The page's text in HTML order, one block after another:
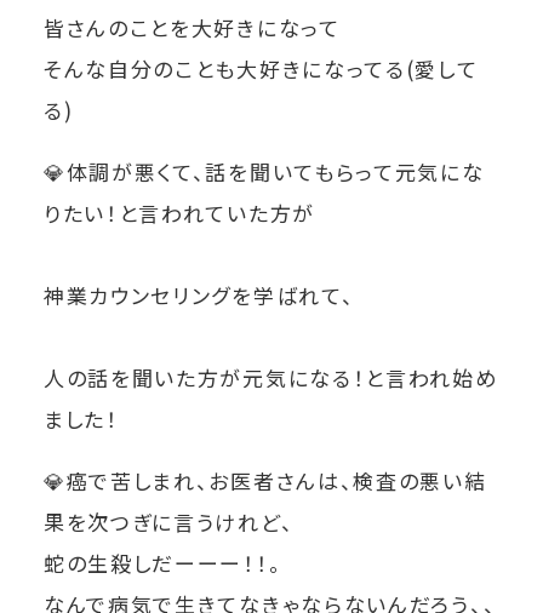
皆さんのことを大好きになって
そんな自分のことも大好きになってる(愛して
る)
💎体調が悪くて、話を聞いてもらって元気にな
りたい！と言われていた方が
神業カウンセリングを学ばれて、
人の話を聞いた方が元気になる！と言われ始め
ました！
💎癌で苦しまれ、お医者さんは、検査の悪い結
果を次つぎに言うけれど、
蛇の生殺しだーーー！！。
なんで病気で生きてなきゃならないんだろう、、